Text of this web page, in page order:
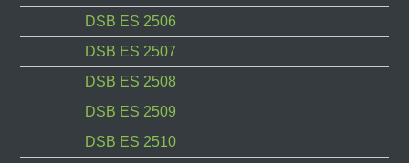
DSB ES 2506
DSB ES 2507
DSB ES 2508
DSB ES 2509
DSB ES 2510